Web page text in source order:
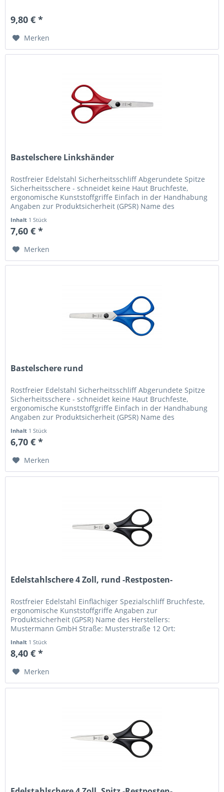
9,80 € *
Merken
Bastelschere Linkshänder
Rostfreier Edelstahl Sicherheitsschliff Abgerundete Spitze
Sicherheitsschere - schneidet keine Haut Bruchfeste,
ergonomische Kunststoffgriffe Einfach in der Handhabung
Angaben zur Produktsicherheit (GPSR) Name des
Inhalt 1 Stück
7,60 € *
Merken
Bastelschere rund
Rostfreier Edelstahl Sicherheitsschliff Abgerundete Spitze
Sicherheitsschere - schneidet keine Haut Bruchfeste,
ergonomische Kunststoffgriffe Einfach in der Handhabung
Angaben zur Produktsicherheit (GPSR) Name des
Inhalt 1 Stück
6,70 € *
Merken
Edelstahlschere 4 Zoll, rund -Restposten-
Rostfreier Edelstahl Einflächiger Spezialschliff Bruchfeste,
ergonomische Kunststoffgriffe Angaben zur
Produktsicherheit (GPSR) Name des Herstellers:
Mustermann GmbH Straße: Musterstraße 12 Ort:
Inhalt 1 Stück
8,40 € *
Merken